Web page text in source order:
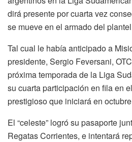
dirá presente por cuarta vez
se mueve en el armado del
Tal cual le había anticipado a
presidente, Sergio Feversani,
próxima temporada de la Liga
su cuarta participación en fila en
prestigioso que iniciará en
El “celeste” logró su pasaporte
Regatas Corrientes, e intentará